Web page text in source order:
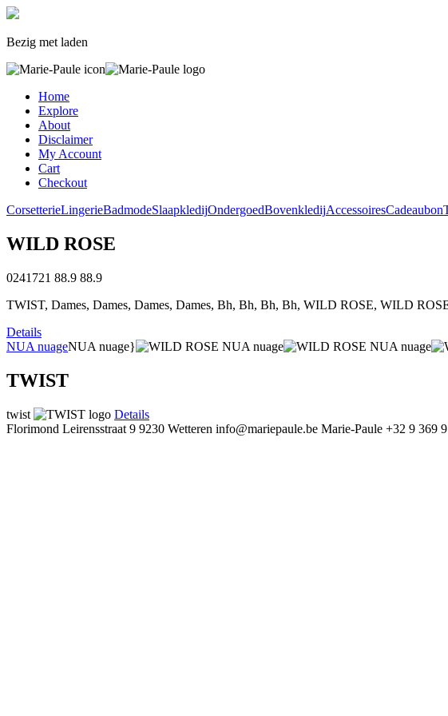
Bezig met laden
Home
Explore
About
Disclaimer
My Account
Cart
Checkout
CorsetterieLingerieBadmodeSlaapkledijOndergoedBovenkledijAccessoiresCadeaubon
WILD ROSE
0241721 88.9 88.9
TWIST, Dames, Dames, Dames, Dames, Bh, Bh, Bh, Bh, WILD ROSE, WILD
Details
NUA nuageNUA nuage}
TWIST
twist
Details
Florimond Leirensstraat 9 9230 Wetteren info@mariepaule.be Marie-Paule +32 9 369